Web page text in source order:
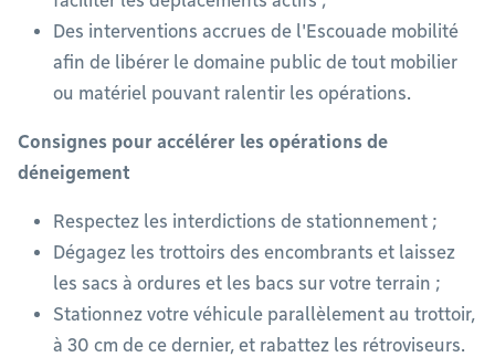
Des interventions accrues de l'Escouade mobilité
afin de libérer le domaine public de tout mobilier
ou matériel pouvant ralentir les opérations.
Consignes pour accélérer les opérations de
déneigement
Respectez les interdictions de stationnement ;
Dégagez les trottoirs des encombrants et laissez
les sacs à ordures et les bacs sur votre terrain ;
Stationnez votre véhicule parallèlement au trottoir,
à 30 cm de ce dernier, et rabattez les rétroviseurs.